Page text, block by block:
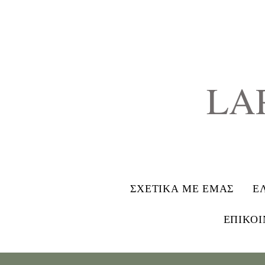
ΣΧΕΤΙΚΑ ΜΕ ΕΜΑΣ